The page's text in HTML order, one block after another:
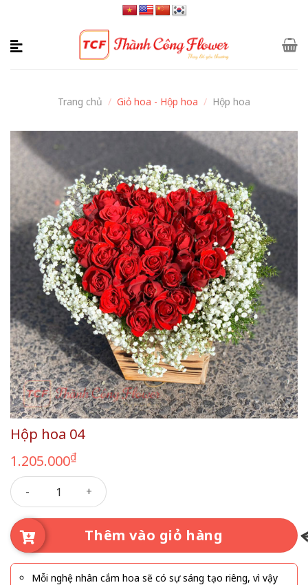
content
Trang chủ / Giỏ hoa - Hộp hoa / Hộp hoa
Hộp hoa 04
1.205.000₫
Hộp hoa 04 số lượng
Thêm vào giỏ hàng
Mỗi nghệ nhân cắm hoa sẽ có sự sáng tạo riêng, vì vậy